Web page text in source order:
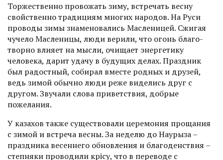
Торжественно провожать зиму, встречать весну
свойственно традициям многих народов. На Руси
проводы зимы знаменовались Масленицей. Сжигая
чучело Масленицы, люди верили, что огонь благо­
творно влияет на мысли, очищает энергетику
человека, дарит удачу в будущих делах. Праздник
был радостный, собирал вместе родных и друзей,
ведь зимой обычно люди реже виделись друг с
другом. Звучали слова приветствия, добрые
пожелания.
У казахов также существовали церемония прощания
с зимой и встреча весны. За неделю до Наурыза –
праздника весеннего обновления и благоденствия –
степняки проводили көрісу, что в переводе с